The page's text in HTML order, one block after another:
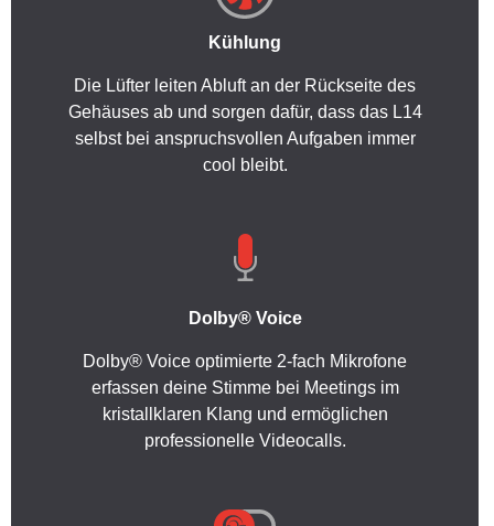
Kühlung
Die Lüfter leiten Abluft an der Rückseite des
Gehäuses ab und sorgen dafür, dass das L14
selbst bei anspruchsvollen Aufgaben immer
cool bleibt.
Dolby® Voice
Dolby® Voice optimierte 2-fach Mikrofone
erfassen deine Stimme bei Meetings im
kristallklaren Klang und ermöglichen
professionelle Videocalls.